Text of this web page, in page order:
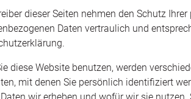
dieser Seiten nehmen den Schutz
Daten vertraulich und
diese Website benutzen, werden
mit denen Sie persönlich identifiziert